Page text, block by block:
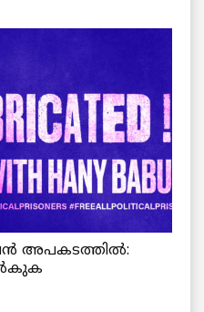
അപകടത്തിൽ: